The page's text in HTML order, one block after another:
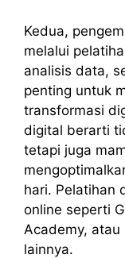
Kedua,
melalui
analisis data,
penting untuk
transformasi
digital berarti
tetapi juga
hari. Pelatihan
online seperti
Academy,
lainnya.